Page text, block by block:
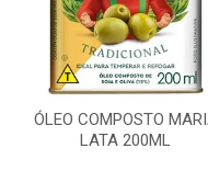
ÓLEO COMPOSTO
LATA 200ML